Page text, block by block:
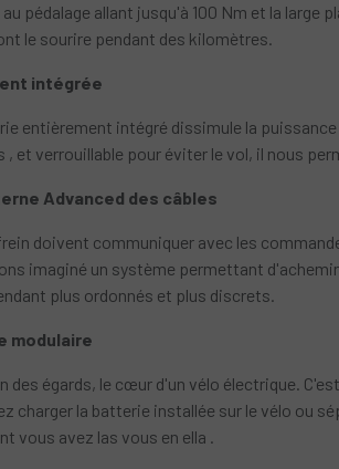
pédalage allant jusqu'à 100 Nm et la large
le sourire pendant des kilomètres.
intégrée
entièrement intégré dissimule la
, et verrouillable pour éviter le vol, il nous
Advanced des câbles
doivent communiquer avec les
imaginé un système permettant
plus ordonnés et plus discrets.
modulaire
des égards, le cœur d'un vélo électrique.
charger la batterie installée sur le vélo ou
vous avez las vous en ella .